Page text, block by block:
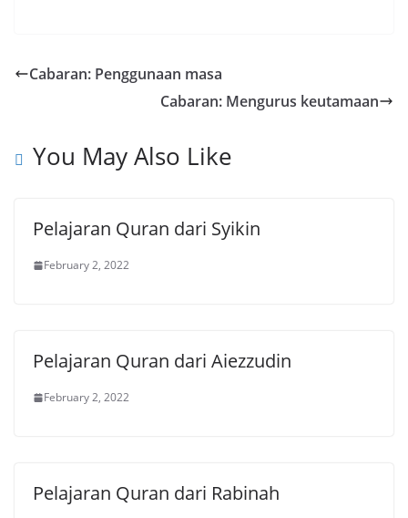
Cabaran: Penggunaan masa
Cabaran: Mengurus keutamaan
You May Also Like
Pelajaran Quran dari Syikin
February 2, 2022
Pelajaran Quran dari Aiezzudin
February 2, 2022
Pelajaran Quran dari Rabinah